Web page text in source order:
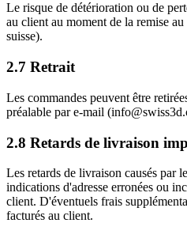
Le risque de détérioration ou de
au client au moment de la remise
suisse).
2.7 Retrait
Les commandes peuvent être
préalable par e-mail
2.8 Retards de livraison
Les retards de livraison causés par
indications d'adresse erronées ou
client. D'éventuels frais
facturés au client.